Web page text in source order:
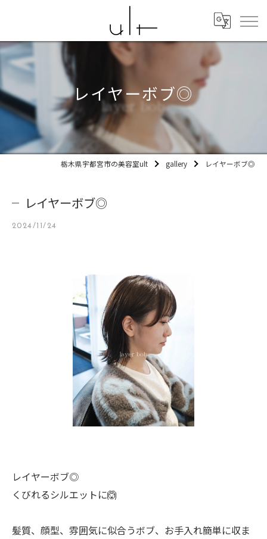
レイヤーボブ◎
栃木県宇都宮市の美容室ult gallery レイヤーボブ◎
レイヤーボブ◎
2024/11/24
レイヤーボブ◎
くびれるシルエットに🙆
髪質、顔型、雰囲気に似合うボブ、お手入れ簡単に収ま